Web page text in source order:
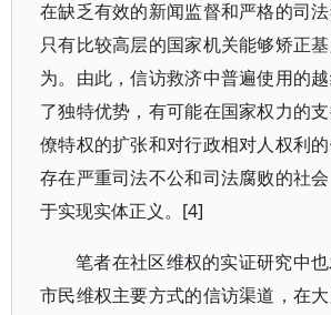
在缺乏有效的新闻监督和严格的司法
只有比较高层的国家机关能够矫正
为。由此，信访救济中普遍使用的
了独特优势，有可能在国家权力的
僚特权的扩张和对行政相对人权利
存在严重司法不公和司法腐败的社
于实现实体正义。[4]
笔者在社区维权的实证研究中
市民维权主要方式的信访渠道，在